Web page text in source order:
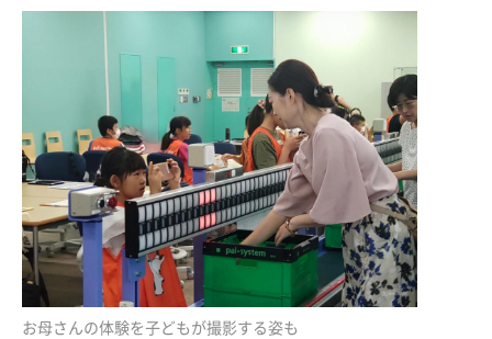
お母さんの体験を子どもが撮影する姿も